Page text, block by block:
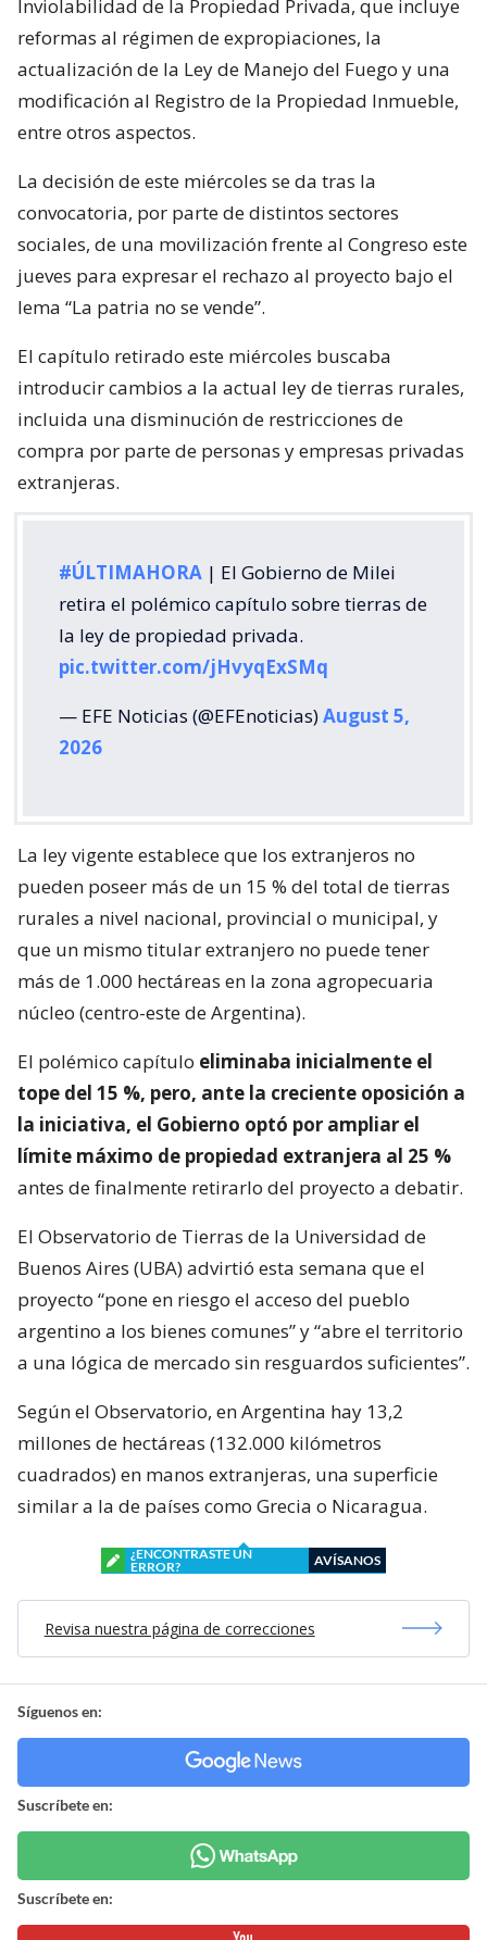
Inviolabilidad de la Propiedad Privada, que incluye
reformas al régimen de expropiaciones, la
actualización de la Ley de Manejo del Fuego y una
modificación al Registro de la Propiedad Inmueble,
entre otros aspectos.
La decisión de este miércoles se da tras la
convocatoria, por parte de distintos sectores
sociales, de una movilización frente al Congreso este
jueves para expresar el rechazo al proyecto bajo el
lema “La patria no se vende”.
El capítulo retirado este miércoles buscaba
introducir cambios a la actual ley de tierras rurales,
incluida una disminución de restricciones de
compra por parte de personas y empresas privadas
extranjeras.
#ÚLTIMAHORA | El Gobierno de Milei
retira el polémico capítulo sobre tierras de
la ley de propiedad privada.
pic.twitter.com/jHvyqExSMq
— EFE Noticias (@EFEnoticias)August 5,
2026
La ley vigente establece que los extranjeros no
pueden poseer más de un 15 % del total de tierras
rurales a nivel nacional, provincial o municipal, y
que un mismo titular extranjero no puede tener
más de 1.000 hectáreas en la zona agropecuaria
núcleo (centro-este de Argentina).
El polémico capítulo eliminaba inicialmente el
tope del 15 %, pero, ante la creciente oposición a
la iniciativa, el Gobierno optó por ampliar el
límite máximo de propiedad extranjera al 25 %
antes de finalmente retirarlo del proyecto a debatir.
El Observatorio de Tierras de la Universidad de
Buenos Aires (UBA) advirtió esta semana que el
proyecto “pone en riesgo el acceso del pueblo
argentino a los bienes comunes” y “abre el territorio
a una lógica de mercado sin resguardos suficientes”.
Según el Observatorio, en Argentina hay 13,2
millones de hectáreas (132.000 kilómetros
cuadrados) en manos extranjeras, una superficie
similar a la de países como Grecia o Nicaragua.
¿ENCONTRASTE UN
ERROR?
AVÍSANOS
Revisa nuestra página de correcciones
Síguenos en:
Suscríbete en:
Suscríbete en: